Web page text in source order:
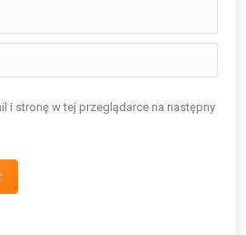
i stronę w tej przeglądarce na następny